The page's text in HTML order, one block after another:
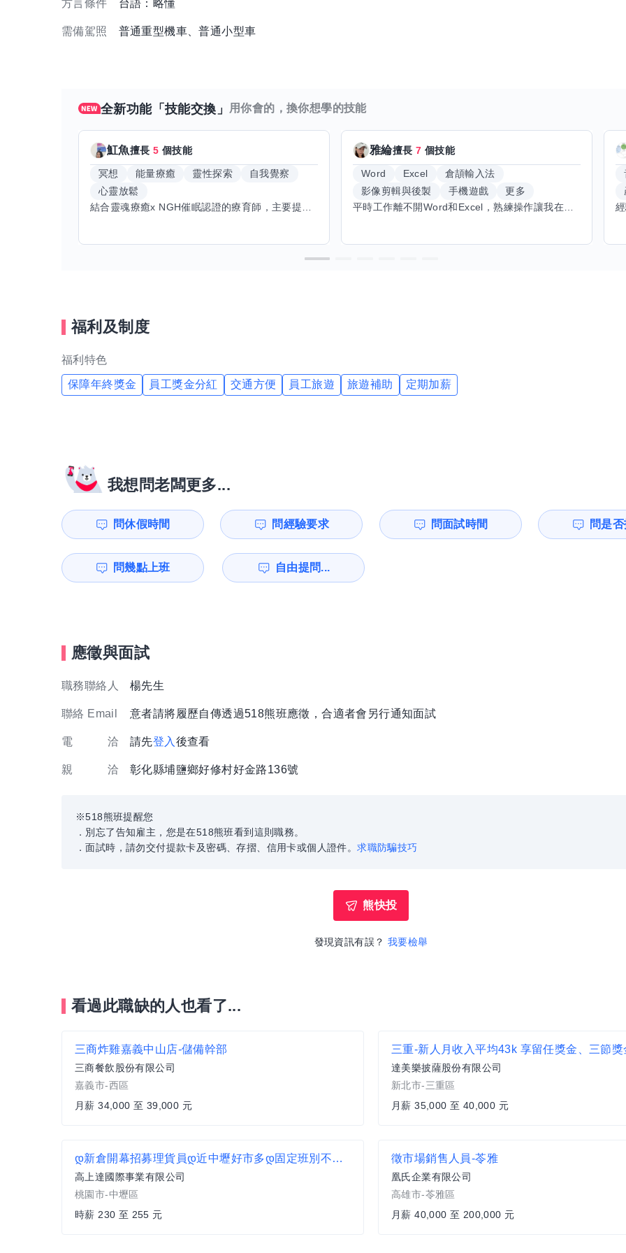
方言條件 台語：略懂
需備駕照 普通重型機車、普通小型車
全新功能「技能交換」 用你會的，換你想學的技能
魟魚擅長5 個技能
冥想 能量療癒 靈性探索
自我覺察
心靈放鬆
結合靈魂療癒x NGH催眠認證的療育師，主要提供潛意識探索和靈魂導向的催眠療育。你會全程100%清醒跟我對話。
雅綸擅長7 個技能
Word Excel
倉頡輸入法
影像剪輯與後製
手機遊戲
更多
平時工作離不開Word和Excel，熟練操作讓我在文件整理和數據處理上都得心應手，還能用倉頡輸入法快速打字。近期想挑戰英文學習，希望能透過交換技能一起進步！如果你英文流利，需要中文或電腦技巧輔助，歡迎找我搭檔，咱們一起歡樂學習，互相激勵，成為彼此的學習小夥伴！
福利及制度
福利特色
保障年終獎金 員工獎金分紅 交通方便 員工旅遊 旅遊補助 定期加薪
我想問老闆更多...
問休假時間 問經驗要求 問面試時間 問是
問幾點上班 自由提問...
應徵與面試
職務聯絡人 楊先生
聯絡 Email 意者請將履歷自傳透過518熊班應徵，合適者會另行通知面試
電 洽 請先登入 後查看
親 洽 彰化縣埔鹽鄉好修村好金路136號
※518熊班提醒您
．別忘了告知雇主，您是在518熊班看到這則職務。
．面試時，請勿交付提款卡及密碼、存摺、信用卡或個人證件。求職防騙技巧
熊快投
發現資訊有誤？ 我要檢舉
看過此職缺的人也看了...
三商炸雞嘉義中山店-儲備幹部
三商餐飲股份有限公司
嘉義市-西區
月薪 34,000 至 39,000 元
達美樂披薩股份有限公司
新北市-三重區
月薪 35,000 至 40,000 元
დ新倉開幕招募理貨員დ近中壢好市多დ固定班別不輪班დ可日/週領-J2
高上達國際事業有限公司
桃園市-中壢區
時薪 230 至 255 元
徵市場銷售人員-苓雅
凰氏企業有限公司
高雄市-苓雅區
月薪 40,000 至 200,000 元